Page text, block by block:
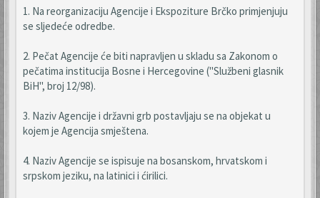
1. Na reorganizaciju Agencije i Ekspoziture Brčko primjenjuju
se sljedeće odredbe.
2. Pečat Agencije će biti napravljen u skladu sa Zakonom o
pečatima institucija Bosne i Hercegovine ("Službeni glasnik
BiH", broj 12/98).
3. Naziv Agencije i državni grb postavljaju se na objekat u
kojem je Agencija smještena.
4. Naziv Agencije se ispisuje na bosanskom, hrvatskom i
srpskom jeziku, na latinici i ćirilici.